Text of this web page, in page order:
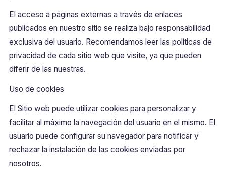
El acceso a páginas externas a través de enlaces
publicados en nuestro sitio se realiza bajo responsabilidad
exclusiva del usuario. Recomendamos leer las políticas de
privacidad de cada sitio web que visite, ya que pueden
diferir de las nuestras.
Uso de cookies
El Sitio web puede utilizar cookies para personalizar y
facilitar al máximo la navegación del usuario en el mismo. El
usuario puede configurar su navegador para notificar y
rechazar la instalación de las cookies enviadas por
nosotros.